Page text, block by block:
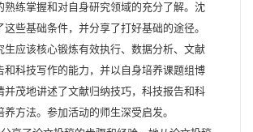
熟练掌握和对自身研究领域的充分了解。沈
些基础条件，并分享了打好基础的途径。
生应该核心锻炼有效执行、数据分析、文献
和科技写作的能力，并以自身培养课题组博
并茂地讲述了文献归纳技巧，科技报告和科
方法。参加活动的师生深受启发。